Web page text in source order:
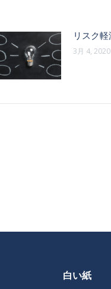
リスク
3月 4, 2020
白い紙